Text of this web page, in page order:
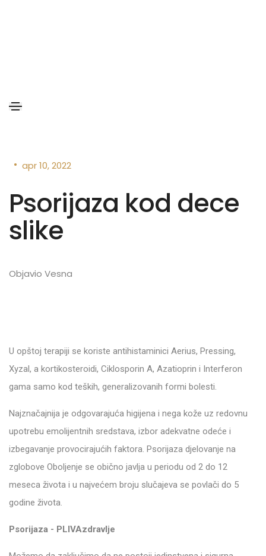
• apr 10, 2022
Psorijaza kod dece
slike
Objavio Vesna
U opštoj terapiji se koriste antihistaminici Aerius, Pressing,
Xyzal, a kortikosteroidi, Ciklosporin A, Azatioprin i Interferon
gama samo kod teških, generalizovanih formi bolesti.
Najznačajnija je odgovarajuća higijena i nega kože uz redovnu
upotrebu emolijentnih sredstava, izbor adekvatne odeće i
izbegavanje provocirajućih faktora. Psorijaza djelovanje na
zglobove Oboljenje se obično javlja u periodu od 2 do 12
meseca života i u najvećem broju slučajeva se povlači do 5
godine života.
Psorijaza - PLIVAzdravlje